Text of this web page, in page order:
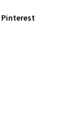
Pinterest